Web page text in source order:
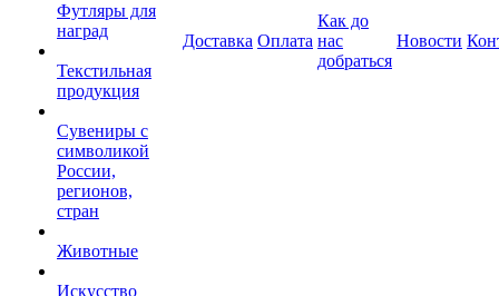
Футляры для
наград
Текстильная
продукция
Сувениры с
символикой
России,
регионов,
стран
Животные
Искусство
Доставка Оплата
Как до
нас
добраться
Новости